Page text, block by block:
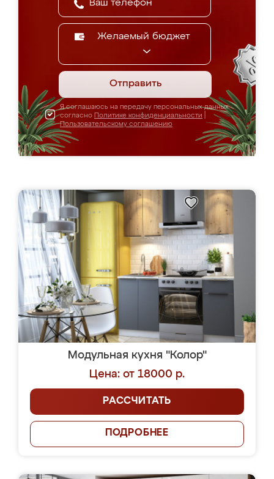
Желаемый бюджет
Отправить
Я соглашаюсь на передачу персональных данных
согласно Политике конфиденциальности
Пользовательскому соглашению
Модульная кухня "Колор"
Цена: от 18000 р.
РАССЧИТАТЬ
ПОДРОБНЕЕ